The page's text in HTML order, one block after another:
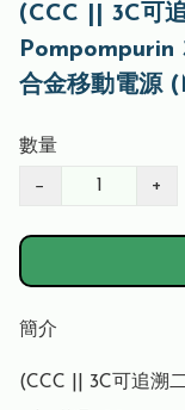
(CCC || 3C可
Pompompurin
合金移動電源
數量
− +
簡介
(CCC || 3C可追溯